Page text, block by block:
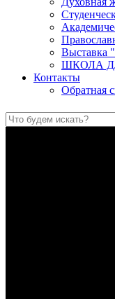
Выставка
ШКОЛА
Контакты
Обратная